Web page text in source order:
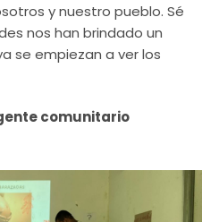
y nuestro pueblo. Sé
nos han brindado un
se empiezan a ver los
comunitario